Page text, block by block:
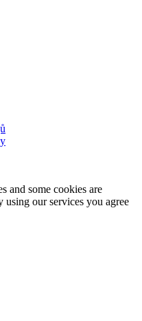
and some cookies are
our services you agree